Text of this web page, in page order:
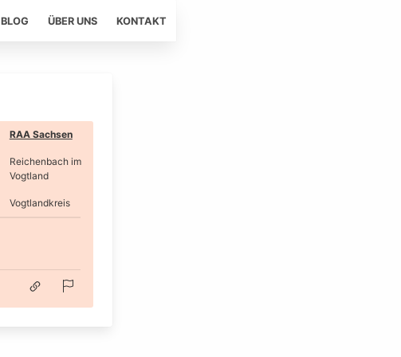
BLOG ÜBER UNS KONTAKT
RAA Sachsen
Reichenbach im
Vogtland
Vogtlandkreis